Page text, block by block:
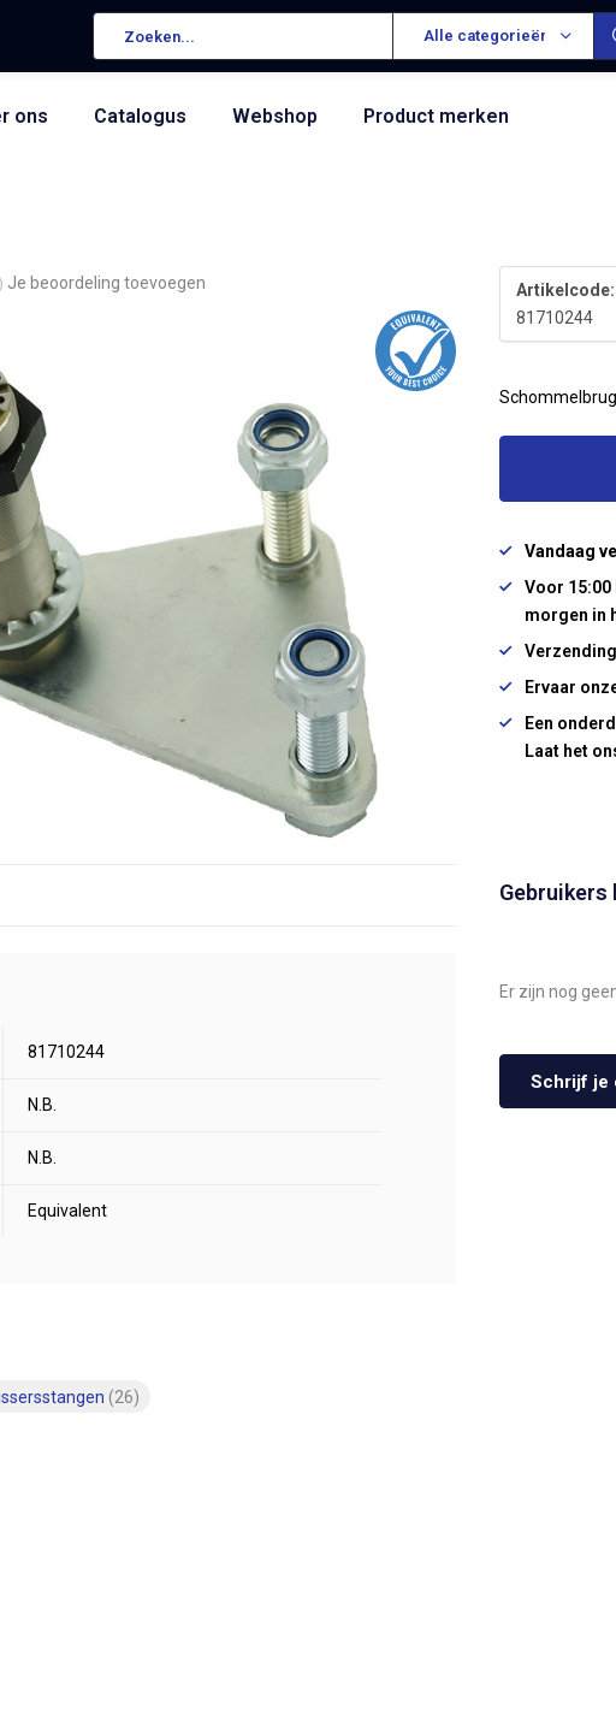
Alle categorieën
ons Catalogus Webshop Product merken
Je beoordeling toevoegen
Artikelcode:
81710244
Schommelbrug
Vandaag
Voor 15:00
morgen in
Ervaar
Een
Laat het
81710244
N.B.
N.B.
Equivalent
(26)
Gebruikers
Er zijn nog
Schrijf je